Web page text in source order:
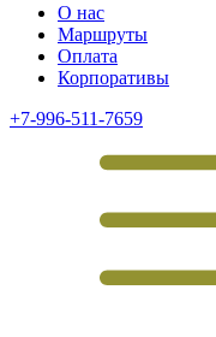
О нас
Маршруты
Оплата
Корпоративы
+7-996-511-7659